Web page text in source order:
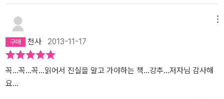
자초하는 폐쇄적인 자주가 아닌 점진적이고 상대적인 자주의 길을 걸
어야 한다고 조언한다. 평양에서 당당하게 자기 목소리를 내는 대한
민국 대통령의 모습이다.
에 선입견으로 대상을 판단하는 것은 위험한 일이다. 대상을 선입견
의 틀에 가두면, 결국 그 대상은 선입견의 틀대로 행동하게 된다. ‘이
해할 수 없는’, ‘무모한’ 등의 관형어나 ‘도박’, ‘벼랑 끝 전술’ 등의 단어
들로 점철된 기사들은 북 나름의 논리와 주장을 한번 살펴볼 기회조
천사 2013-11-17
꼭...꼭...꼭...읽어서 진실을 알고 가야하는 책...강추...저자님 감사해
요...